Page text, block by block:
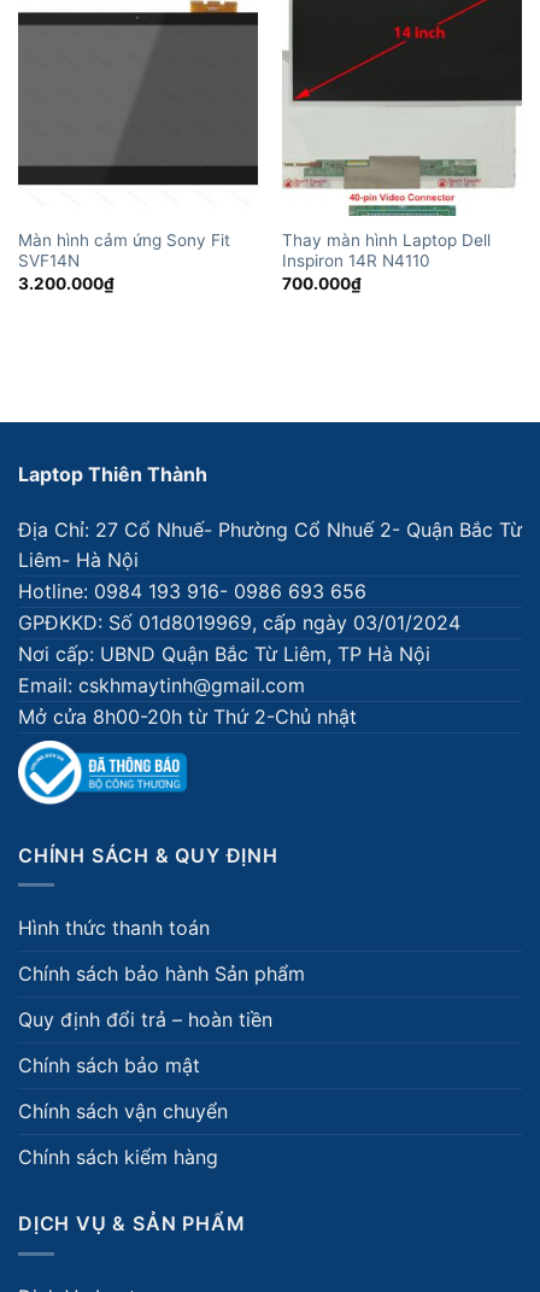
Màn hình cảm ứng Sony Fit
SVF14N
3.200.000₫
Thay màn hình Laptop Dell
Inspiron 14R N4110
700.000₫
Laptop Thiên Thành
Địa Chỉ: 27 Cổ Nhuế- Phường Cổ Nhuế 2- Quận Bắc Từ
Liêm- Hà Nội
Hotline: 0984 193 916- 0986 693 656
GPĐKKD: Số 01d8019969, cấp ngày 03/01/2024
Nơi cấp: UBND Quận Bắc Từ Liêm, TP Hà Nội
Email: cskhmaytinh@gmail.com
Mở cửa 8h00-20h từ Thứ 2-Chủ nhật
CHÍNH SÁCH & QUY ĐỊNH
Hình thức thanh toán
Chính sách bảo hành Sản phẩm
Quy định đổi trả – hoàn tiền
Chính sách bảo mật
Chính sách vận chuyển
Chính sách kiểm hàng
DỊCH VỤ & SẢN PHẨM